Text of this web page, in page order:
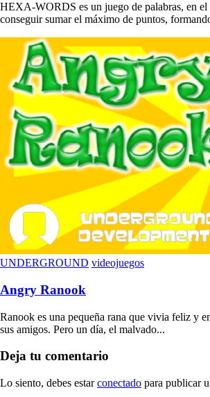
HEXA-WORDS es un juego de palabras, en el
conseguir sumar el máximo de puntos,
UNDERGROUND videojuegos
Angry Ranook
Ranook es una pequeña rana que vivia feliz y
sus amigos. Pero un día, el malvado...
Deja tu comentario
Lo siento, debes estarconectado para publicar